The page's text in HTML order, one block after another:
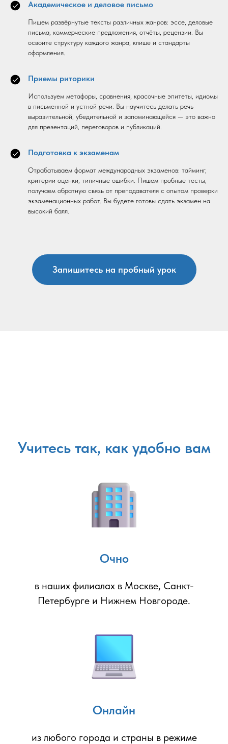
Академическое и деловое письмо
Пишем развёрнутые тексты различных жанров: эссе, деловые
письма, коммерческие предложения, отчёты, рецензии. Вы
освоите структуру каждого жанра, клише и стандарты
оформления.
Приемы риторики
Используем метафоры, сравнения, красочные эпитеты, идиомы
в письменной и устной речи. Вы научитесь делать речь
выразительной, убедительной и запоминающейся — это важно
для презентаций, переговоров и публикаций.
Подготовка к экзаменам
Отрабатываем формат международных экзаменов: тайминг,
критерии оценки, типичные ошибки. Пишем пробные тесты,
получаем обратную связь от преподавателя с опытом проверки
экзаменационных работ. Вы будете готовы сдать экзамен на
высокий балл.
Запишитесь на пробный урок
Учитесь так, как удобно вам
Очно
в наших филиалах в Москве, Санкт-
Петербурге и Нижнем Новгороде.
Онлайн
из любого города и страны в режиме